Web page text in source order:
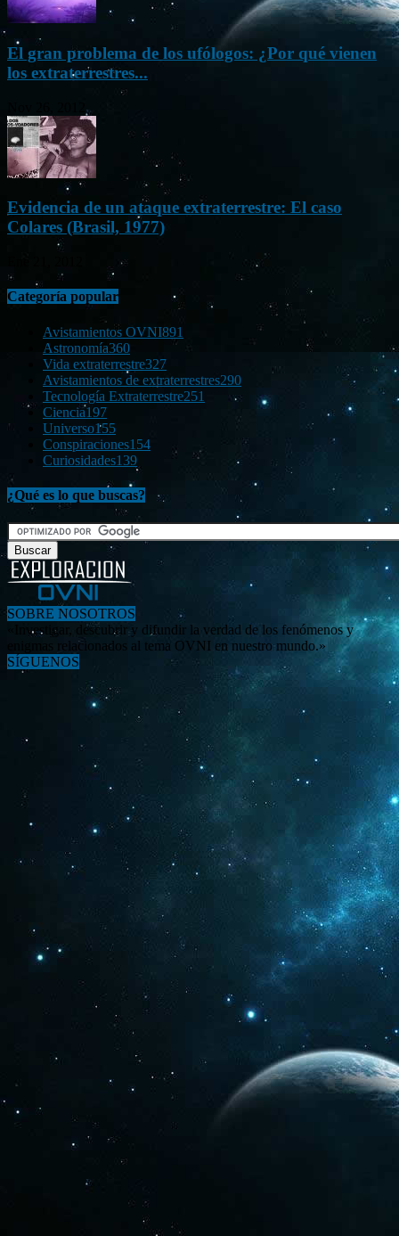
El gran problema de los ufólogos: ¿Por qué vienen
los extraterrestres...
Evidencia de un ataque extraterrestre: El caso
Colares (Brasil, 1977)
Categoría popular
Avistamientos OVNI891
Astronomía360
Vida extraterrestre327
Avistamientos de extraterrestres290
Tecnología Extraterrestre251
Ciencia197
Universo155
Conspiraciones154
Curiosidades139
¿Qué es lo que buscas?
SOBRE NOSOTROS
«Investigar, descubrir y difundir la verdad de los fenómenos y
enigmas relacionados al tema OVNI en nuestro mundo.»
SÍGUENOS